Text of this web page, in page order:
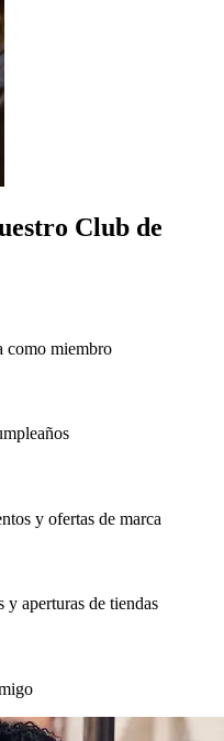
Club de
como miembro
y ofertas de marca
y aperturas de tiendas